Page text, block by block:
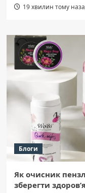
19 хвилин тому
Блоги
Як очисник
зберегти